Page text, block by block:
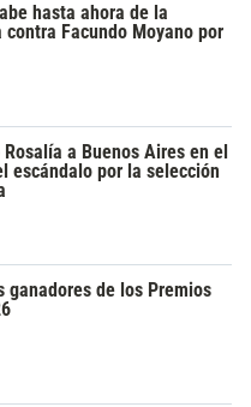
hasta ahora de la
contra Facundo Moyano por
a Buenos Aires en el
escándalo por la selección
ganadores de los Premios